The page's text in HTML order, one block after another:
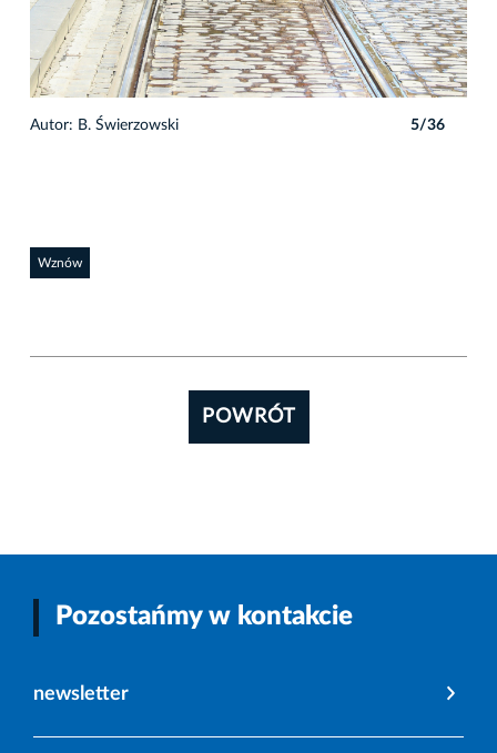
Autor: B. Świerzowski 5/36
Wznów
POWRÓT
Pozostańmy w kontakcie
newsletter